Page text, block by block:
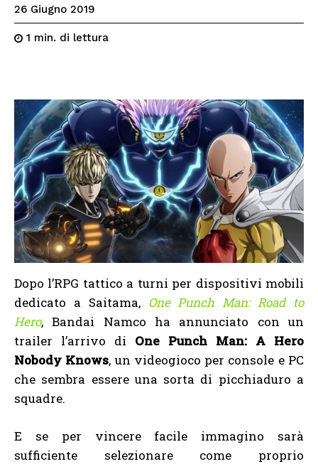
26 Giugno 2019
1 min. di lettura
Dopo l’RPG tattico a turni per dispositivi mobili
dedicato a Saitama, One Punch Man: Road to
Hero, Bandai Namco ha annunciato con un
trailer l’arrivo di One Punch Man: A Hero
Nobody Knows, un videogioco per console e PC
che sembra essere una sorta di picchiaduro a
squadre.
E se per vincere facile immagino sarà
sufficiente selezionare come proprio